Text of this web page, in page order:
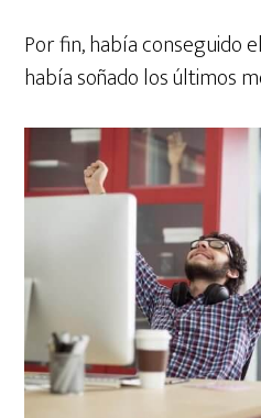
Por fin, había conseguido
había soñado los últimos